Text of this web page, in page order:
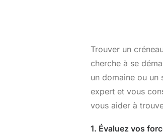
Trouver un
cherche à se
un domaine ou
expert et vous
vous aider à
1. Évaluez vos